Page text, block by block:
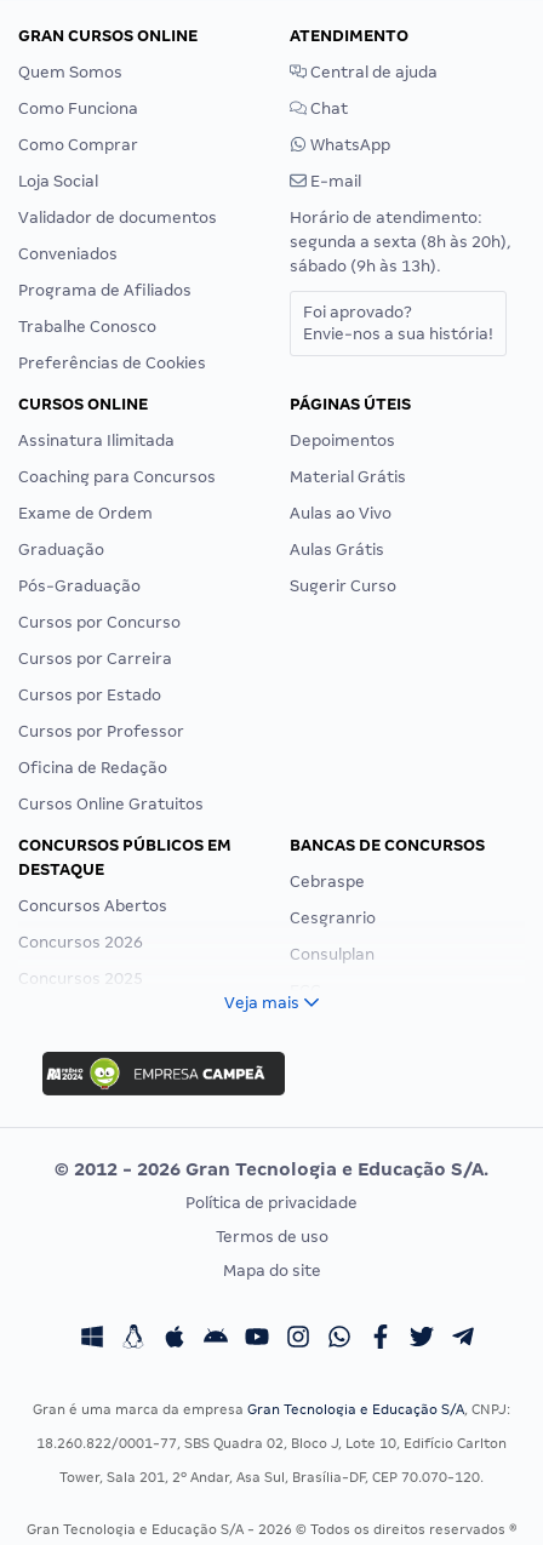
GRAN CURSOS ONLINE
Quem Somos
Como Funciona
Como Comprar
Loja Social
Validador de documentos
Conveniados
Programa de Afiliados
Trabalhe Conosco
Preferências de Cookies
ATENDIMENTO
Central de ajuda
Chat
WhatsApp
E-mail
Horário de atendimento:
segunda a sexta (8h às 20h),
sábado (9h às 13h).
Foi aprovado?
Envie-nos a sua história!
CURSOS ONLINE
Assinatura Ilimitada
Coaching para Concursos
Exame de Ordem
Graduação
Pós-Graduação
Cursos por Concurso
Cursos por Carreira
Cursos por Estado
Cursos por Professor
Oficina de Redação
Cursos Online Gratuitos
PÁGINAS ÚTEIS
Depoimentos
Material Grátis
Aulas ao Vivo
Aulas Grátis
Sugerir Curso
CONCURSOS PÚBLICOS EM
DESTAQUE
Concursos Abertos
Concursos 2026
Concursos 2025
Concurso Ibama
Concurso MPU
Editais publicados
BANCAS DE CONCURSOS
Cebraspe
Cesgranrio
Consulplan
Vunesp
CONCURSOS POR PROFISSÃO
Concursos Fiscais
Concursos Saúde
Residência Multiprofissional
EXAME DE ORDEM
Calendário OAB
Veja mais
© 2012 - 2026 Gran Tecnologia e Educação S/A.
Política de privacidade
Termos de uso
Mapa do site
Gran é uma marca da empresa Gran Tecnologia e Educação S/A, CNPJ:
18.260.822/0001-77, SBS Quadra 02, Bloco J, Lote 10, Edifício Carlton
Tower, Sala 201, 2º Andar, Asa Sul, Brasília-DF, CEP 70.070-120.
Gran Tecnologia e Educação S/A - 2026 © Todos os direitos reservados ®